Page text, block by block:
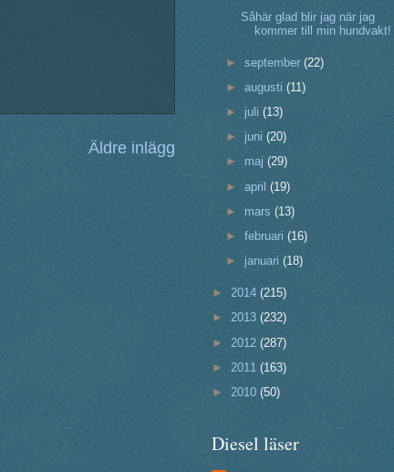
Äldre inlägg
Såhär glad blir jag när jag
kommer till min hundvakt!
►september(22)
►augusti(11)
► juli(13)
► juni(20)
► maj(29)
►april(19)
► mars(13)
►februari(16)
► januari(18)
► 2014 (215)
► 2013 (232)
► 2012 (287)
► 2011 (163)
► 2010 (50)
Diesel läser